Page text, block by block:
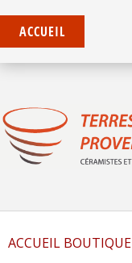
contenu
ACCUEIL
ACCUEIL BOUTIQUE